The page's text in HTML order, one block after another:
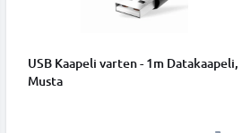
USB Kaapeli varten - 1m Datakaapeli,
Musta